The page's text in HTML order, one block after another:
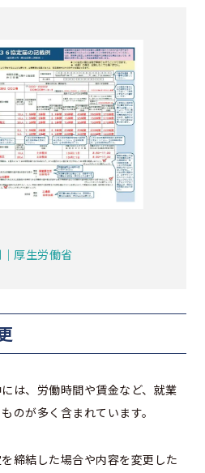
厚生労働省
は、労働時間や賃金など、就業
のが多く含まれています。
締結した場合や内容を変更した